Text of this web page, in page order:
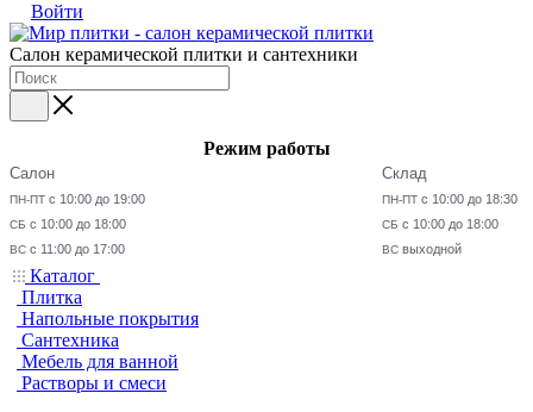
Войти
Салон керамической плитки и сантехники
Режим работы
Салон
ПН-ПТ с 10:00 до 19:00
СБ с 10:00 до 18:00
ВС с 11:00 до 17:00
Склад
ПН-ПТ с 10:00 до 18:30
СБ с 10:00 до 18:00
ВС выходной
Каталог
Плитка
Напольные покрытия
Сантехника
Мебель для ванной
Растворы и смеси